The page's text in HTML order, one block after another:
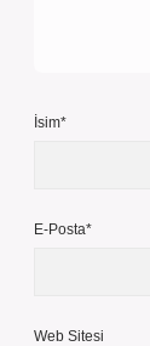
İsim*
E-Posta*
Web Sitesi